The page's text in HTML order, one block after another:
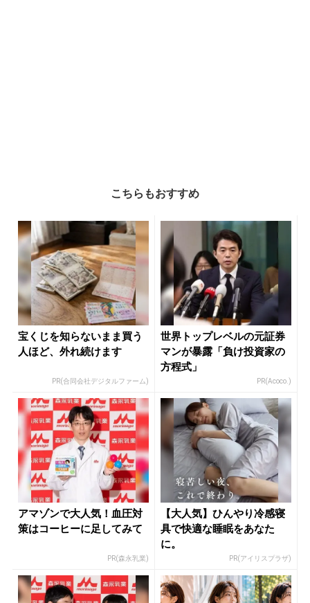
こちらもおすすめ
宝くじを知らないまま買う
人ほど、外れ続けます
PR(合同会社デジタルファーム)
世界トップレベルの元証券
マンが暴露「負け投資家の
方程式」
PR(Acoco.)
アマゾンで大人気！血圧対
策はコーヒーに足してみて
PR(森永乳業)
【大人気】ひんやり冷感寝
具で快適な睡眠をあなた
に。
PR(アイリスプラザ)